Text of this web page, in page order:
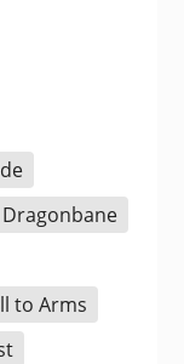
Dragonbane
to Arms